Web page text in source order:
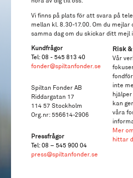
Vi finns på plats för att svara på
mellan kl. 8.30-17.00. Om du
samma dag om du skickar ditt mejl
Kundfrågor
Tel: 08 - 545 813 40
fonder@spiltanfonder.se
Spiltan Fonder AB
Riddargatan 17
114 57 Stockholm
Org.nr: 556614-2906
Pressfrågor
Tel: 08 – 545 900 04
press@spiltanfonder.se
Risk
Vår
inte
kan
våra
Mer
hittar